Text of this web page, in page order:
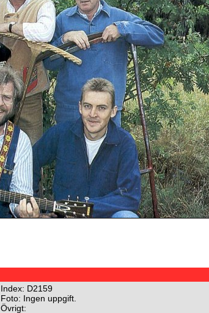
Index: D2159
Foto: Ingen uppgift.
Övrigt: